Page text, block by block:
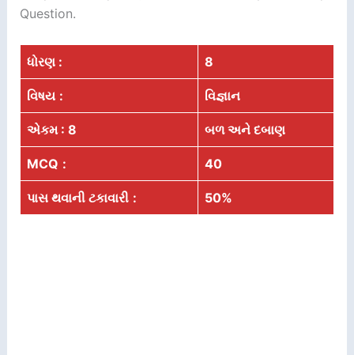
Question.
ધોરણ : 8
વિષય : વિજ્ઞાન
એકમ : 8 બળ અને દબાણ
MCQ : 40
પાસ થવાની ટકાવારી : 50%